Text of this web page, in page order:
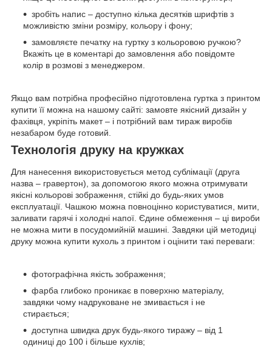
зробіть напис – доступно кілька десятків шрифтів з
можливістю зміни розміру, кольору і фону;
замовляєте печатку на гуртку з кольоровою ручкою?
Вкажіть це в коментарі до замовлення або повідомте
колір в розмові з менеджером.
Якщо вам потрібна професійно підготовлена гуртка з принтом
купити її можна на нашому сайті: замовте якісний дизайн у
фахівця, укріпіть макет – і потрібний вам тираж виробів
незабаром буде готовий.
Технологія друку на кружках
Для нанесення використовується метод сублімації (друга
назва – гравертон), за допомогою якого можна отримувати
якісні кольорові зображення, стійкі до будь-яких умов
експлуатації. Чашкою можна повноцінно користуватися, мити,
заливати гарячі і холодні напої. Єдине обмеження – ці вироби
не можна мити в посудомийній машині. Завдяки цій методиці
друку можна купити кухоль з принтом і оцінити такі переваги:
фотографічна якість зображення;
фарба глибоко проникає в поверхню матеріалу,
завдяки чому надруковане не змивається і не
стирається;
доступна швидка друк будь-якого тиражу – від 1
одиниці до 100 і більше кухлів;